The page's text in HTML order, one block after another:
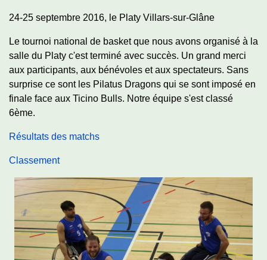
24-25 septembre 2016, le Platy Villars-sur-Glâne
Le tournoi national de basket que nous avons organisé à la
salle du Platy c'est terminé avec succès. Un grand merci
aux participants, aux bénévoles et aux spectateurs. Sans
surprise ce sont les Pilatus Dragons qui se sont imposé en
finale face aux Ticino Bulls. Notre équipe s'est classé
6ème.
Résultats des matchs
Classement